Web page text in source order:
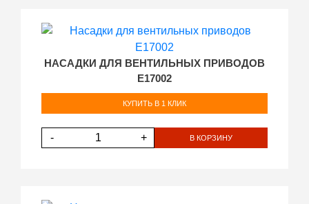
НАСАДКИ ДЛЯ ВЕНТИЛЬНЫХ ПРИВОДОВ
E17002
КУПИТЬ В 1 КЛИК
- + В КОРЗИНУ